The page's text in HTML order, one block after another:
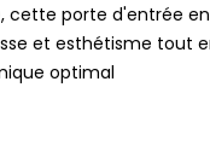
, cette porte d'entrée
et esthétisme tout
optimal